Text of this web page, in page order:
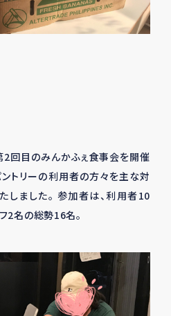
回目のみんかふぇ食事会を開催
ントリーの利用者の方々を主な対
しました。 参加者は、利用者10
2名の総勢16名。